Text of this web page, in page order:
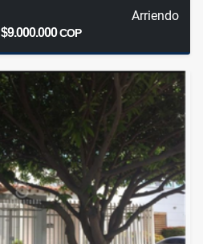
Arriendo
$9.000.000COP